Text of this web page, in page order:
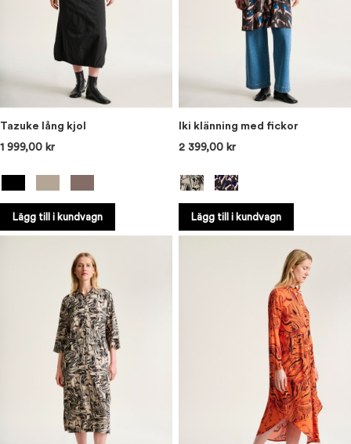
Tazuke lång kjol
1 999,00 kr
Lägg till i kundvagn
Iki klänning med fickor
2 399,00 kr
Lägg till i kundvagn